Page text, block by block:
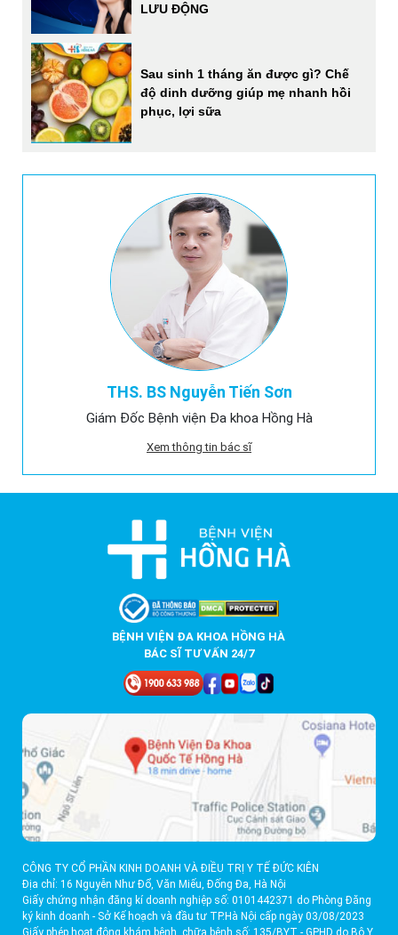
THS. BS Nguyễn Tiến Sơn
Giám Đốc Bệnh viện Đa khoa Hồng Hà
Xem thông tin bác sĩ
LƯU ĐỘNG
Sau sinh 1 tháng ăn được gì? Chế
độ dinh dưỡng giúp mẹ nhanh hồi
phục, lợi sữa
BỆNH VIỆN ĐA KHOA HỒNG HÀ
BÁC SĨ TƯ VẤN 24/7
CÔNG TY CỔ PHẦN KINH DOANH VÀ ĐIỀU TRỊ Y TẾ ĐỨC KIÊN
Địa chỉ: 16 Nguyễn Như Đổ, Văn Miếu, Đống Đa, Hà Nội
Giấy chứng nhận đăng kí doanh nghiệp số: 0101442371 do Phòng Đăng
ký kinh doanh - Sở Kế hoạch và đầu tư TP.Hà Nội cấp ngày 03/08/2023
Giấy phép hoạt động khám bệnh, chữa bệnh số: 135/BYT - GPHD do Bộ Y